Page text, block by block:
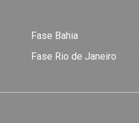
Fase Bahia
Fase Rio de Janeiro